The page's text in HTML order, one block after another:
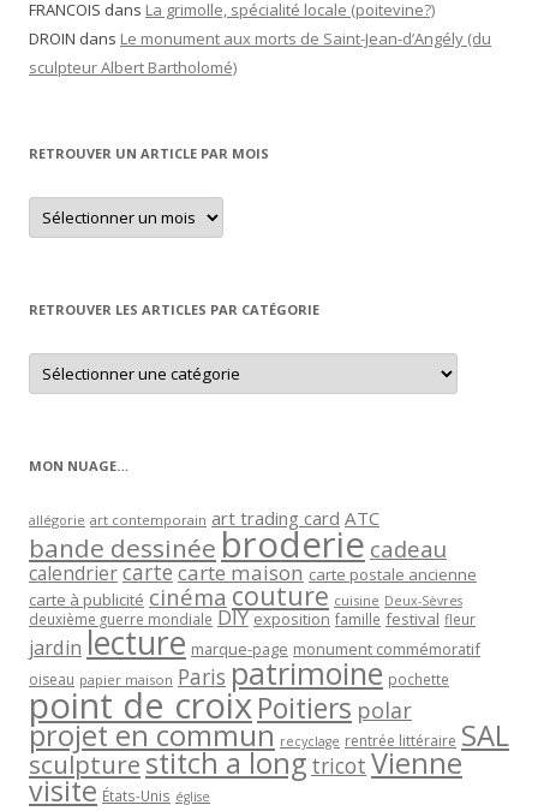
FRANCOIS dans La grimolle, spécialité locale (poitevine?)
DROIN dans Le monument aux morts de Saint-Jean-d’Angély (du
sculpteur Albert Bartholomé)
RETROUVER UN ARTICLE PAR MOIS
Retrouver
un
article
RETROUVER LES ARTICLES PAR CATÉGORIE
Retrouver
les
articles
MON NUAGE…
allégorie art contemporain art trading card ATC
bande dessinée broderie cadeau
calendriercartecarte maison carte postale ancienne
carte à publicité cinéma couture cuisine Deux-Sèvres
deuxième guerre mondiale DIY exposition famille festival fleur
jardin lecture marque-page monument commémoratif
oiseau papier maison Paris patrimoine pochette
point de croixPoitiers polar
projet en commun recyclage rentrée littéraire SAL
sculpturestitch a long tricot Vienne
visite États-Unis église